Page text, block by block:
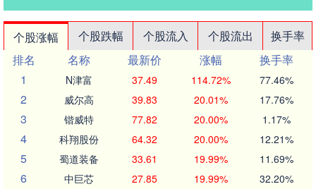
个股涨幅 个股跌幅 个股流入 个股流出
换手率
排名
名称 最新价 涨幅
换手率
1
N津富 37.49 114.72% 77.46%
2 威尔高 39.83 20.01% 17.76%
3 锴威特 77.82 20.00% 1.17%
4 科翔股份 64.32 20.00% 12.21%
5 蜀道装备 33.61 19.99% 11.69%
6 中巨芯 27.85 19.99% 32.20%